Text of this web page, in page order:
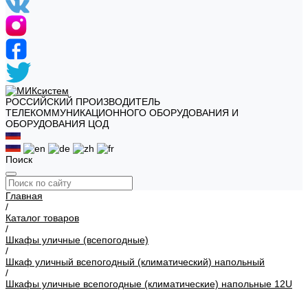
РОССИЙСКИЙ ПРОИЗВОДИТЕЛЬ
ТЕЛЕКОММУНИКАЦИОННОГО ОБОРУДОВАНИЯ И
ОБОРУДОВАНИЯ ЦОД
Поиск
Главная
/
Каталог товаров
/
Шкафы уличные (всепогодные)
/
Шкаф уличный всепогодный (климатический) напольный
/
Шкафы уличные всепогодные (климатические) напольные 12U